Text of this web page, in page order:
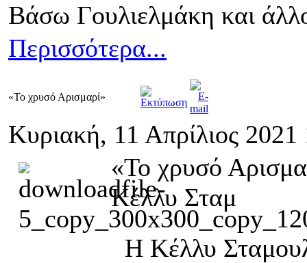
Βάσω Γουλιελμάκη και
Περισσότερα...
«Το χρυσό Αρισμαρί»
Κυριακή, 11 Απρίλιος
«Το χρυσό
Κέλλυ Σταμ
Η Κέλλυ